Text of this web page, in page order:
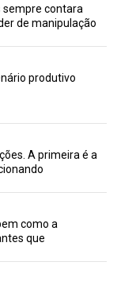
sempre contara
de manipulação
produtivo
A primeira é a
como a
que